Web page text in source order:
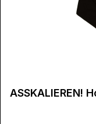
ASSKALIEREN!